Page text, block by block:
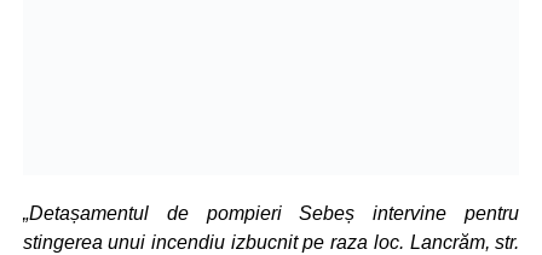
„Detașamentul de pompieri Sebeș intervine pentru
stingerea unui incendiu izbucnit pe raza loc. Lancrăm, str.